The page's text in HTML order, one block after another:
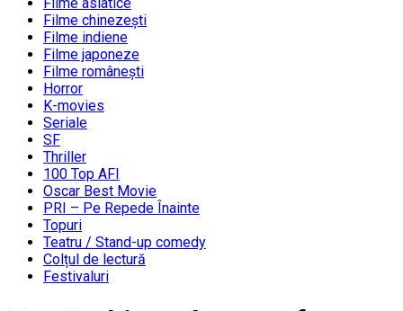
Filme chinezești
Filme indiene
Filme japoneze
Filme românești
Horror
K-movies
Seriale
SF
Thriller
100 Top AFI
Oscar Best Movie
PRI – Pe Repede Înainte
Topuri
Teatru / Stand-up comedy
Colțul de lectură
Festivaluri